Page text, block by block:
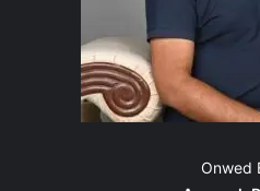
Onwed